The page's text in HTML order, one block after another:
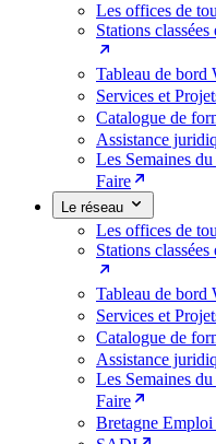
Les offices de
Stations
Tableau de bord
Services et
Catalogue de
Assistance
Les Semaines
Faire
Le réseau
Les offices de
Stations
Tableau de bord
Services et
Catalogue de
Assistance
Les Semaines
Faire
Bretagne